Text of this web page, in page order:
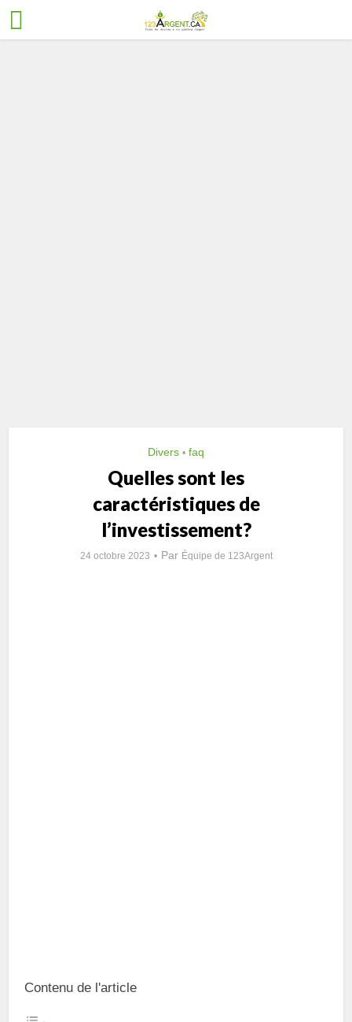
Divers • faq
Quelles sont les
caractéristiques de
l’investissement?
24 octobre 2023 Par Équipe de 123Argent
Contenu de l'article